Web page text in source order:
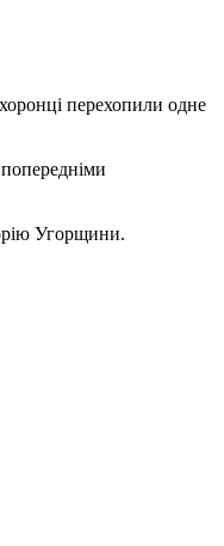
перехопили одне
Угорщини.